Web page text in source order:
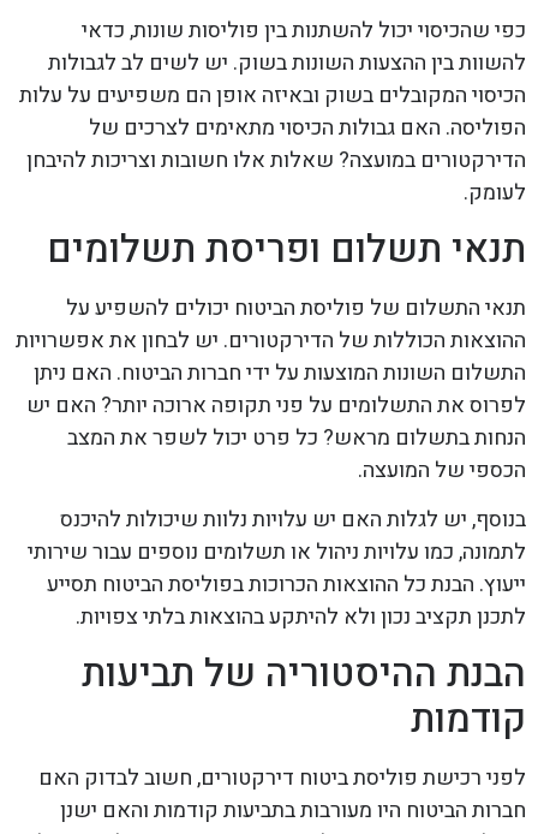
כפי שהכיסוי יכול להשתנות בין פוליסות שונות, כדאי
להשוות בין ההצעות השונות בשוק. יש לשים לב לגבולות
הכיסוי המקובלים בשוק ובאיזה אופן הם משפיעים על עלות
הפוליסה. האם גבולות הכיסוי מתאימים לצרכים של
הדירקטורים במועצה? שאלות אלו חשובות וצריכות להיבחן
לעומק.
תנאי תשלום ופריסת תשלומים
תנאי התשלום של פוליסת הביטוח יכולים להשפיע על
ההוצאות הכוללות של הדירקטורים. יש לבחון את אפשרויות
התשלום השונות המוצעות על ידי חברות הביטוח. האם ניתן
לפרוס את התשלומים על פני תקופה ארוכה יותר? האם יש
הנחות בתשלום מראש? כל פרט יכול לשפר את המצב
הכספי של המועצה.
בנוסף, יש לגלות האם יש עלויות נלוות שיכולות להיכנס
לתמונה, כמו עלויות ניהול או תשלומים נוספים עבור שירותי
ייעוץ. הבנת כל ההוצאות הכרוכות בפוליסת הביטוח תסייע
לתכנן תקציב נכון ולא להיתקע בהוצאות בלתי צפויות.
הבנת ההיסטוריה של תביעות
קודמות
לפני רכישת פוליסת ביטוח דירקטורים, חשוב לבדוק האם
חברות הביטוח היו מעורבות בתביעות קודמות והאם ישנן